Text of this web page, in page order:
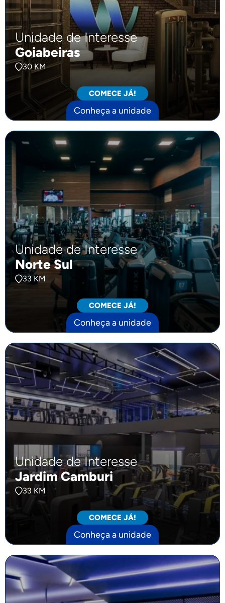
Unidade de Interesse
Goiabeiras
30 KM
COMECE JÁ!
Conheça a unidade
Unidade de Interesse
Norte Sul
33 KM
COMECE JÁ!
Conheça a unidade
Unidade de Interesse
Jardim Camburi
33 KM
COMECE JÁ!
Conheça a unidade